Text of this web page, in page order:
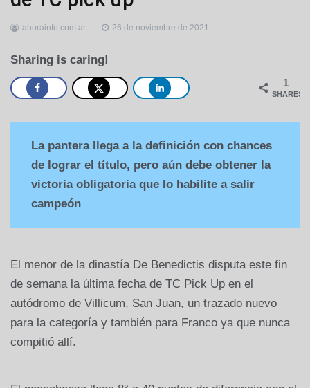
ahorainfo.com.ar 26 de noviembre de 2021
Sharing is caring!
1
SHARES
La pantera llega a la definición con chances
de lograr el título, pero aún debe obtener la
victoria obligatoria que lo habilite a salir
campeón
El menor de la dinastía De Benedictis disputa este fin
de semana la última fecha de TC Pick Up en el
autódromo de Villicum, San Juan, un trazado nuevo
para la categoría y también para Franco ya que nunca
compitió allí.